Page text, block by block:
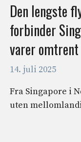
Den lengste
forbinder
varer
14. juli 2025
Fra Singapore i
uten